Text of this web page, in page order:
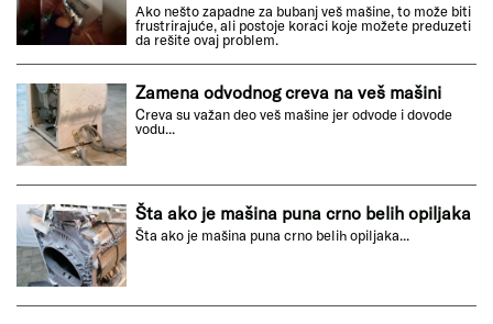
Ako nešto zapadne za bubanj veš mašine, to može biti
frustrirajuće, ali postoje koraci koje možete preduzeti
da rešite ovaj problem.
Zamena odvodnog creva na veš mašini
Creva su važan deo veš mašine jer odvode i dovode
vodu...
Šta ako je mašina puna crno belih opiljaka
Šta ako je mašina puna crno belih opiljaka...